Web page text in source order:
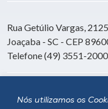
Nós utilizamos os
Rua Getúlio Vargas,
Joaçaba - SC - CEP
Telefone (49) 3551-2000
Siga a Unoesc